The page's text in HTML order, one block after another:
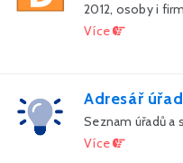
2012, osoby i
Více
Adresář
Seznam úřadů
Více